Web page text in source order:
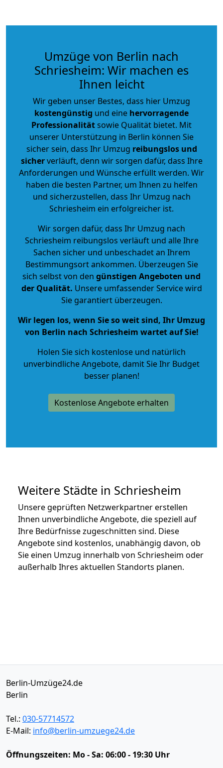
Umzüge von Berlin nach
Schriesheim: Wir machen es
Ihnen leicht
Wir geben unser Bestes, dass hier Umzug
kostengünstig und eine hervorragende
Professionalitätsowie Qualität bietet. Mit
unserer Unterstützung in Berlin können Sie
sicher sein, dass Ihr Umzug reibungslos und
sicherverläuft, denn wir sorgen dafür, dass Ihre
Anforderungen und Wünsche erfüllt werden. Wir
haben die besten Partner, um Ihnen zu helfen
und sicherzustellen, dass Ihr Umzug nach
Schriesheim ein erfolgreicher ist.
Wir sorgen dafür, dass Ihr Umzug nach
Schriesheim reibungslos verläuft und alle Ihre
Sachen sicher und unbeschadet an Ihrem
Bestimmungsort ankommen. Überzeugen Sie
sich selbst von den günstigen Angeboten und
der Qualität. Unsere umfassender Service wird
Sie garantiert überzeugen.
Wir legen los, wenn Sie so weit sind, Ihr Umzug
von Berlin nach Schriesheim wartet auf Sie!
Holen Sie sich kostenlose und natürlich
unverbindliche Angebote, damit Sie Ihr Budget
besser planen!
Kostenlose Angebote erhalten
Weitere Städte in Schriesheim
Unsere geprüften Netzwerkpartner erstellen
Ihnen unverbindliche Angebote, die speziell auf
Ihre Bedürfnisse zugeschnitten sind. Diese
Angebote sind kostenlos, unabhängig davon, ob
Sie einen Umzug innerhalb von Schriesheim oder
außerhalb Ihres aktuellen Standorts planen.
Berlin-Umzüge24.de
Berlin
Tel.: 030-57714572
E-Mail: info@berlin-umzuege24.de
Öffnungszeiten: Mo - Sa: 06:00 - 19:30 Uhr